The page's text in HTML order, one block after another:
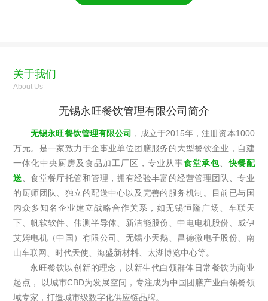
关于我们
About Us
无锡永旺餐饮管理有限公司简介
无锡永旺餐饮管理有限公司 ，成立于2015年，注册资本1000
万元。是一家致力于企事业单位团膳服务的大型餐饮企业，自建
一体化中央厨房及食品加工厂区，专业从事食堂承包、快餐配
送 、食堂餐厅托管和管理，拥有经验丰富的经营管理团队、专业
的厨师团队、独立的配送中心以及完善的服务机制。目前已与国
内众多知名企业建立战略合作关系，如无锡恒隆广场、车联天
下、帆软软件、伟测半导体、新洁能股份、中电电机股份、威伊
艾姆电机（中国）有限公司、无锡小天鹅、昌德微电子股份、南
山车联网、时代天使、海盛新材料、太湖博览中心等。
永旺餐饮以创新的理念，以新生代白领群体日常餐饮为商业
起点， 以城市CBD为发展空间，专注成为中国团膳产业白领餐领
域专家，打造城市级数字化供应链品牌。